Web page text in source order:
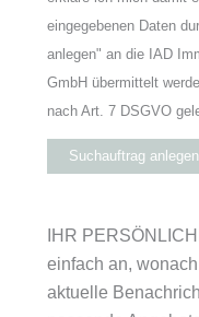
eingegebenen Daten
anlegen" an die IAD
GmbH übermittelt
nach Art. 7 DSGVO
Suchauftrag anlegen
IHR
einfach an,
aktuelle